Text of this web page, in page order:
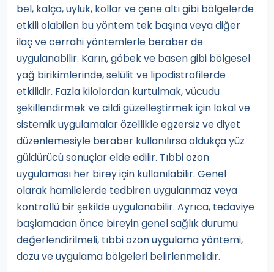
bel, kalça, uyluk, kollar ve çene altı gibi bölgelerde
etkili olabilen bu yöntem tek başına veya diğer
ilaç ve cerrahi yöntemlerle beraber de
uygulanabilir. Karın, göbek ve basen gibi bölgesel
yağ birikimlerinde, selülit ve lipodistrofilerde
etkilidir. Fazla kilolardan kurtulmak, vücudu
şekillendirmek ve cildi güzelleştirmek için lokal ve
sistemik uygulamalar özellikle egzersiz ve diyet
düzenlemesiyle beraber kullanılırsa oldukça yüz
güldürücü sonuçlar elde edilir. Tıbbi ozon
uygulaması her birey için kullanılabilir. Genel
olarak hamilelerde tedbiren uygulanmaz veya
kontrollü bir şekilde uygulanabilir. Ayrıca, tedaviye
başlamadan önce bireyin genel sağlık durumu
değerlendirilmeli, tıbbi ozon uygulama yöntemi,
dozu ve uygulama bölgeleri belirlenmelidir.